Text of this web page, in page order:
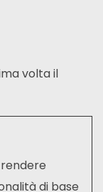
volta il
di base